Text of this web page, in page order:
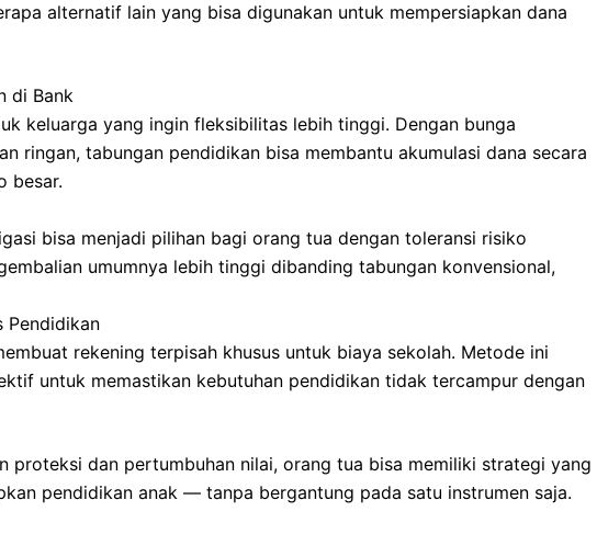
alternatif lain yang bisa digunakan untuk mempersiapkan dana
di Bank
keluarga yang ingin fleksibilitas lebih tinggi. Dengan bunga
ringan, tabungan pendidikan bisa membantu akumulasi dana secara
besar.
bisa menjadi pilihan bagi orang tua dengan toleransi risiko
umumnya lebih tinggi dibanding tabungan konvensional,
Pendidikan
rekening terpisah khusus untuk biaya sekolah. Metode ini
untuk memastikan kebutuhan pendidikan tidak tercampur dengan
proteksi dan pertumbuhan nilai, orang tua bisa memiliki strategi yang
pendidikan anak — tanpa bergantung pada satu instrumen saja.